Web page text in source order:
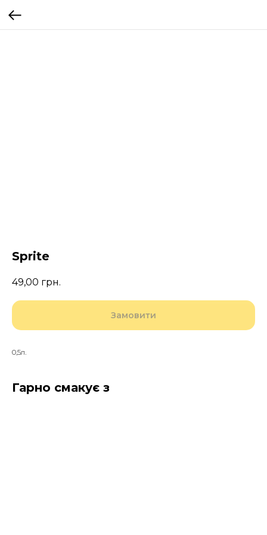
Sprite
49,00 грн.
Замовити
0,5л.
Гарно смакує з